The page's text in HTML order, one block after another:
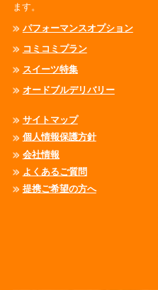
ます。
パフォーマンスオプション
コミコミプラン
スイーツ特集
オードブルデリバリー
サイトマップ
個人情報保護方針
会社情報
よくあるご質問
提携ご希望の方へ